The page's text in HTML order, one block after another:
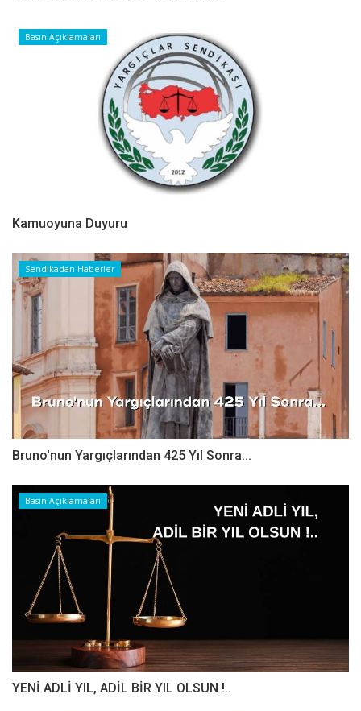
Basın Açıklamaları
Kamuoyuna Duyuru
Sendikadan Haberler
Bruno'nun Yargıçlarından 425 Yıl Sonra...
Basın Açıklamaları
YENİ ADLİ YIL, ADİL BİR YIL OLSUN !..